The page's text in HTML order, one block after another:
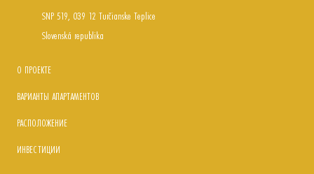
SNP 519, 039 12 Turčianske Teplice
Slovenská republika
О ПРОЕКТЕ
ВАРИАНТЫ АПАРТАМЕНТОВ
РАСПОЛОЖЕНИЕ
ИНВЕСТИЦИИ